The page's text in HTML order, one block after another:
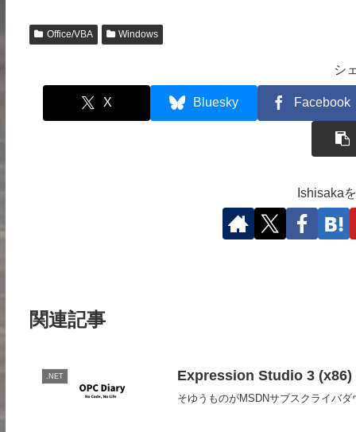
Office/VBA Windows
シ
X Bluesky Facebook
Ishisaka
関連記事
.NET Expression Studio 3 (x86)
そゆうものがMSDNサブスクライバダ